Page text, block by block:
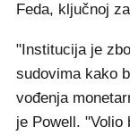
Feda, ključnoj
"Institucija je
sudovima kako
vođenja
je Powell.